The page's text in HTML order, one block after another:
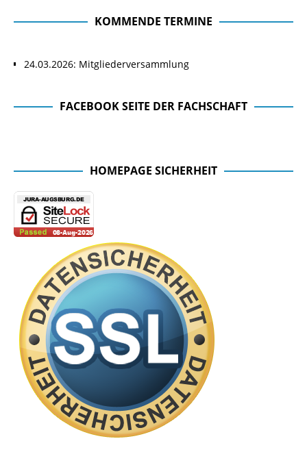
KOMMENDE TERMINE
24.03.2026: Mitgliederversammlung
FACEBOOK SEITE DER FACHSCHAFT
HOMEPAGE SICHERHEIT